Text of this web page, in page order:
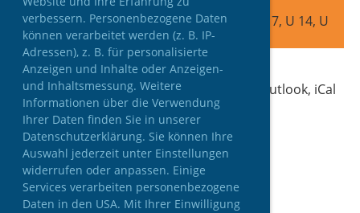
verbessern. Personenbezogene Daten
können verarbeitet werden (z. B. IP-
Adressen), z. B. für personalisierte
Anzeigen und Inhalte oder Anzeigen-
und Inhaltsmessung. Weitere
Informationen über die Verwendung
Ihrer Daten finden Sie in unserer
Datenschutzerklärung. Sie können Ihre
Auswahl jederzeit unter Einstellungen
widerrufen oder anpassen. Einige
Services verarbeiten personenbezogene
Daten in den USA. Mit Ihrer Einwilligung
Teilnehmer
Herren IFL, Herren Buli, Damen Buli, U 17, U 14, U 12
Termine abonnieren (in Kalender wie Outlook, iCal
oder Mobilgeräte hinzufügen)